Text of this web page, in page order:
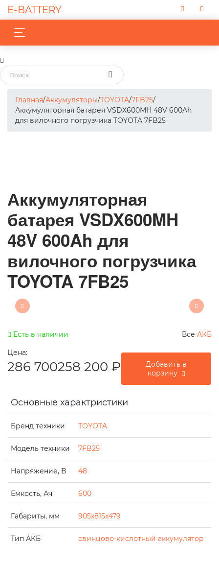
E-BATTERY
Главная/Аккумуляторы/TOYOTA/7FB25/
Аккумуляторная батарея VSDX600MH 48V 600Ah
для вилочного погрузчика TOYOTA 7FB25
Аккумуляторная
батарея VSDX600MH
48V 600Ah для
вилочного погрузчика
TOYOTA 7FB25
Есть в наличии Все АКБ
Цена:
286 700258 200 ₽
Добавить в
корзину
Основные характристики
Бренд техники TOYOTA
Модель техники 7FB25
Напряжение, В 48
Емкость, Ач 600
Габариты, мм 905x815x479
Тип АКБ свинцово-кислотный аккумулятор